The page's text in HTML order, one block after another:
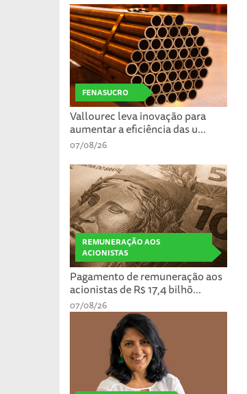
FENASUCRO
Vallourec leva inovação para
aumentar a eficiência das u...
07/08/26
REMUNERAÇÃO AOS
ACIONISTAS
Pagamento de remuneração aos
acionistas de R$ 17,4 bilhõ...
07/08/26